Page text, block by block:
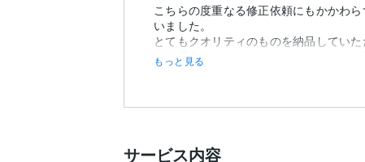
こちらの度重なる修正依頼にもかかわ
いました。
とてもクオリティのものを納品してい
また機会がございましたら、よろしくお
もっと見る
サービス内容